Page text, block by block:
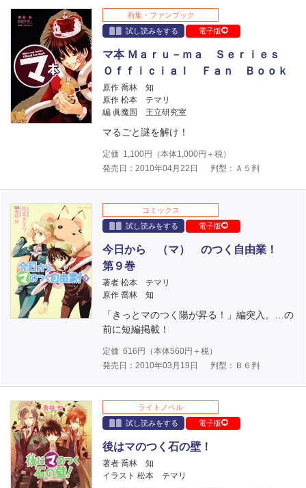
画集・ファンブック
試し読みをする
電子版
マ本 Ｍａｒｕ－ｍａ Ｓｅｒｉｅｓ
Ｏｆｆｉｃｉａｌ Ｆａｎ Ｂｏｏｋ
原作 喬林 知
原作 松本 テマリ
編 眞魔国 王立研究室
マるごと謎を解け！
定価 1,100円（本体1,000円＋税）
発売日：2010年04月22日
判型：Ａ５判
コミックス
試し読みをする
電子版
今日から （マ） のつく自由業！
第９巻
著者 松本 テマリ
原作 喬林 知
「きっとマのつく陽が昇る！」編突入。…の
前に短編掲載！
定価 616 円（本体560円＋税）
発売日：2010年03月19日
判型：Ｂ６判
ライトノベル
試し読みをする
電子版
後はマのつく石の壁！
著者 喬林 知
イラスト 松本 テマリ